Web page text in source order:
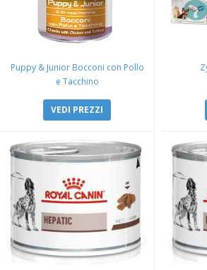
Puppy & Junior Bocconi con Pollo
e Tacchino
VEDI PREZZI